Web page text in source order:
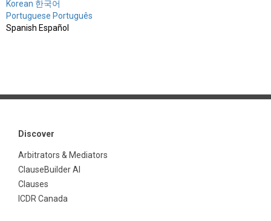
Korean 한국어
Portuguese Português
Spanish Español
Discover
Arbitrators & Mediators
ClauseBuilder AI
Clauses
ICDR Canada